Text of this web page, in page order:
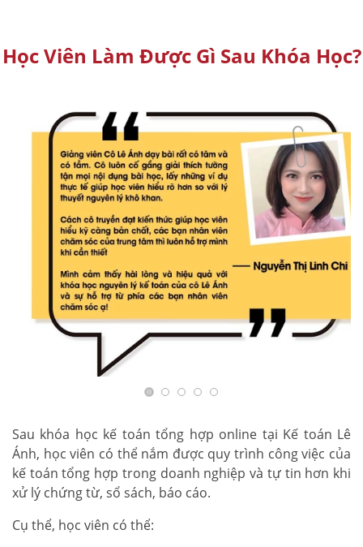
Học Viên Làm Được Gì Sau Khóa Học?
Sau khóa học kế toán tổng hợp online tại Kế toán Lê
Ánh, học viên có thể nắm được quy trình công việc của
kế toán tổng hợp trong doanh nghiệp và tự tin hơn khi
xử lý chứng từ, sổ sách, báo cáo.
Cụ thể, học viên có thể: